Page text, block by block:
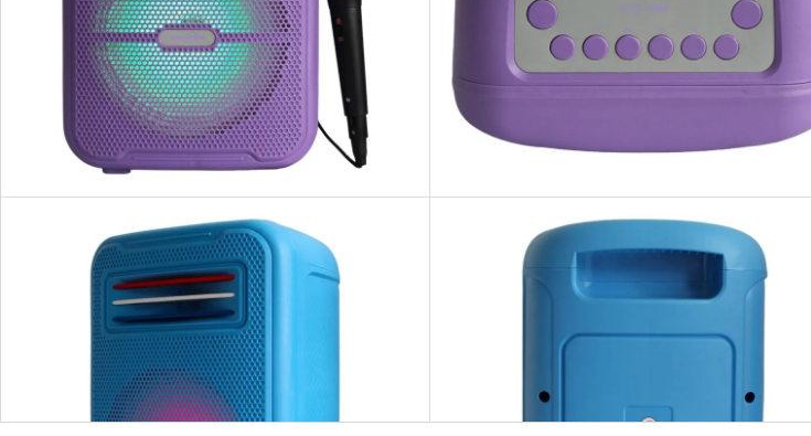
Radio Retro Portatil
Recargable Sonido Claro
NANOTEC
Parlante Portatil con
Parlante Portatil 6.5